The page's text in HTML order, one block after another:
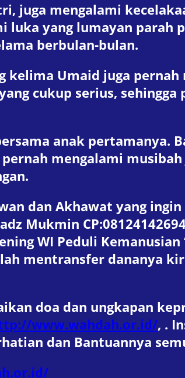
juga mengalami
yang lumayan parah
berbulan-bulan.
Umaid juga
cukup serius,
anak pertamanya.
mengalami
dan Akhawat yang
Mukmin
WI Peduli Kemanusian
mentransfer dananya
doa dan ungkapan
www.wahdah.or.id/, .
dan Bantuannya